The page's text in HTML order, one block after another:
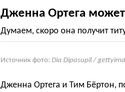
Дженна Ортега может
Думаем, скоро она получит
Источник фото: Dia Dipasupil /
Дженна Ортега и Тим Бёртон,